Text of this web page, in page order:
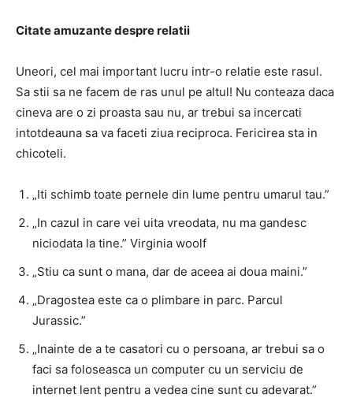
Citate amuzante despre relatii
Uneori, cel mai important lucru intr-o relatie este rasul.
Sa stii sa ne facem de ras unul pe altul! Nu conteaza daca
cineva are o zi proasta sau nu, ar trebui sa incercati
intotdeauna sa va faceti ziua reciproca. Fericirea sta in
chicoteli.
„Iti schimb toate pernele din lume pentru umarul tau.”
„In cazul in care vei uita vreodata, nu ma gandesc
niciodata la tine.” Virginia woolf
„Stiu ca sunt o mana, dar de aceea ai doua maini.”
„Dragostea este ca o plimbare in parc. Parcul
Jurassic.”
„Inainte de a te casatori cu o persoana, ar trebui sa o
faci sa foloseasca un computer cu un serviciu de
internet lent pentru a vedea cine sunt cu adevarat.”